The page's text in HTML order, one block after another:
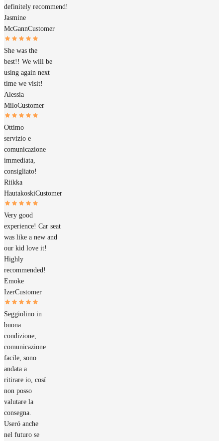
definitely recommend!
Jasmine
McGannCustomer
She was the
best!! We will be
using again next
time we visit!
Alessia
MiloCustomer
Ottimo
servizio e
comunicazione
immediata,
consigliato!
Riikka
HautakoskiCustomer
Very good
experience! Car seat
was like a new and
our kid love it!
Highly
recommended!
Emoke
IzerCustomer
Seggiolino in
buona
condizione,
comunicazione
facile, sono
andata a
ritirare io, cosí
non posso
valutare la
consegna.
Useró anche
nel futuro se